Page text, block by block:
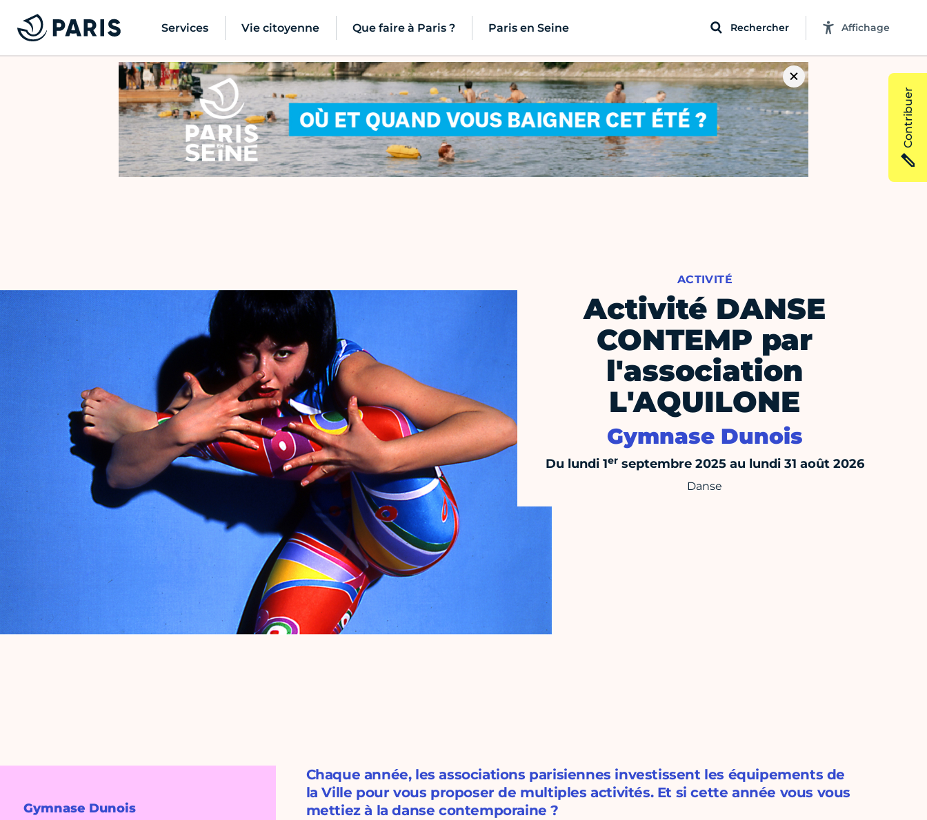
Services Vie citoyenne Que faire à Paris ? Paris en Seine Rechercher Affichage
ACTIVITÉ
Activité DANSE
CONTEMP par
l'association
L'AQUILONE
Gymnase Dunois
Du lundi 1erseptembre 2025 au lundi 31 août 2026
Danse
Gymnase Dunois
Chaque année, les associations parisiennes investissent les équipements de
la Ville pour vous proposer de multiples activités. Et si cette année vous vous
mettiez à la danse contemporaine ?
Contribuer